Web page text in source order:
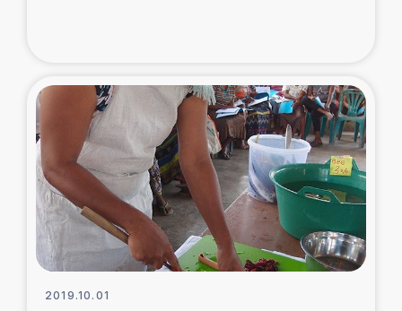
石巻市街地在宅被災者支援
復興応援隊の活動
仮設住宅生活支援・農業復興支援
漁業復興支援
2019.10.01